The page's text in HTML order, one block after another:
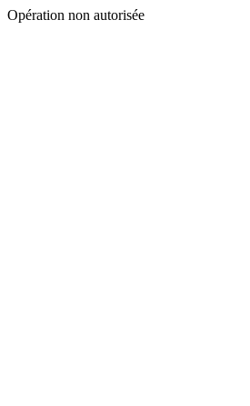
Opération non autorisée